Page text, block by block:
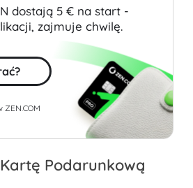
dostają 5 € na start -
zajmuje chwilę.
Podarunkową